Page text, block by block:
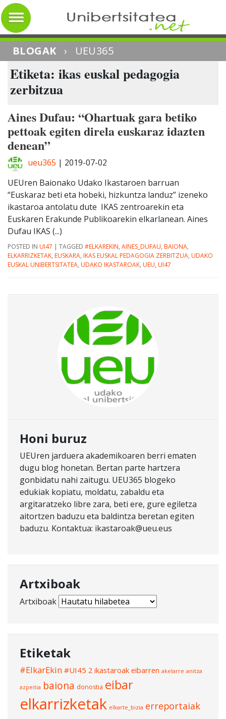
BLOGAK › UEU365
Etiketa: ikas euskal pedagogia
zerbitzua
Aines Dufau: “Ohartuak gara betiko
pettoak egiten direla euskaraz idazten
denean”
ueu365 | 2019-07-02
UEUren Baionako Udako Ikastaroen barruan
“Euskaraz beti eta hobeki, hizkuntza landuz” izeneko
ikastaroa antolatu dute IKAS zentroarekin eta
Euskaren Erakunde Publikoarekin elkarlanean. Aines
Dufau IKAS (...)
POSTED IN UI47 | TAGGED #ELKAREKIN, AINES_DUFAU, BAIONA,
ELKARRIZKETAK, EUSKARA, IKAS EUSKAL PEDAGOGIA ZERBITZUA, UDAKO
EUSKAL UNIBERTSITATEA, UDAKO IKASTAROAK, UEU, UI47
Honi buruz
UEUren jarduera akademikoaren berri ematen
dugu blog honetan. Bertan parte hartzera
gonbidatu nahi zaitugu. UEU365 blogeko
edukiak kopiatu, moldatu, zabaldu eta
argitaratzeko libre zara, beti ere, gure egiletza
aitortzen baduzu eta baldintza beretan egiten
baduzu. Kontaktua: ikastaroak@ueu.eus
Artxiboak
Artxiboak
Etiketak
#ElkarEkin #UI45 2 ikastaroak eibarren akelarre anitza
azpeitia baiona donostia eibar
elkarrizketak elkarte_bizia erreportaiak